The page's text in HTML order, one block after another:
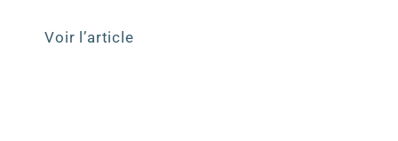
Voir l’article